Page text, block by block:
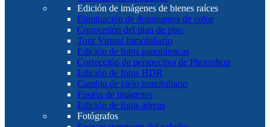
Edición de imágenes de bienes raíces
Eliminación de dominantes de color
Conversión del plan de piso
Tour Virtual Inmobiliario
Edición de fotos panorámicas
Corrección de perspectiva de Photoshop
Edición de fotos HDR
Cambio de cielo inmobiliario
Fusión de imágenes
Edición de fotos aéreas
Fotógrafos